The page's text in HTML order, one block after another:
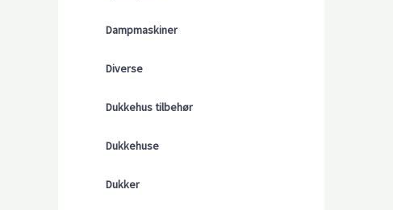
Dampmaskiner
Diverse
Dukkehus tilbehør
Dukkehuse
Dukker